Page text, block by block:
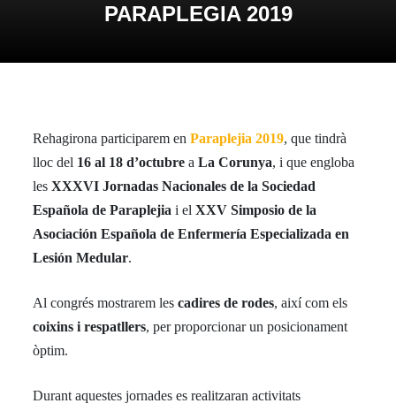
PARAPLEGIA 2019
Rehagirona participarem enParaplejia 2019, que tindrà
lloc del 16 al 18 d’octubre aLa Corunya, i que engloba
lesXXXVI Jornadas Nacionales de la Sociedad
Española de Paraplejia i el XXV Simposio de la
Asociación Española de Enfermería Especializada en
Lesión Medular.
Al congrés mostrarem lescadires de rodes, així com els
coixins i respatllers, per proporcionar un posicionament
òptim.
Durant aquestes jornades es realitzaran activitats